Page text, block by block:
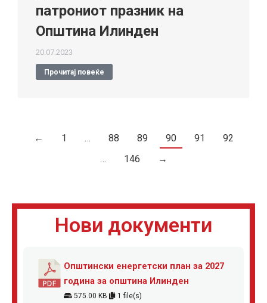
патрониот празник на
Општина Илинден
20.07.2023
Прочитај повеќе
← 1 … 88 89 90 91
92
…
146 →
Нови документи
Општински енергетски план за 2027
година за општина Илинден
575.00 KB 1 file(s)